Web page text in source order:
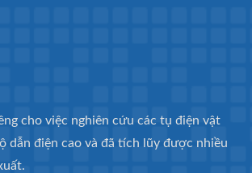
cho việc nghiên cứu các tụ điện vật
dẫn điện cao và đã tích lũy được nhiều